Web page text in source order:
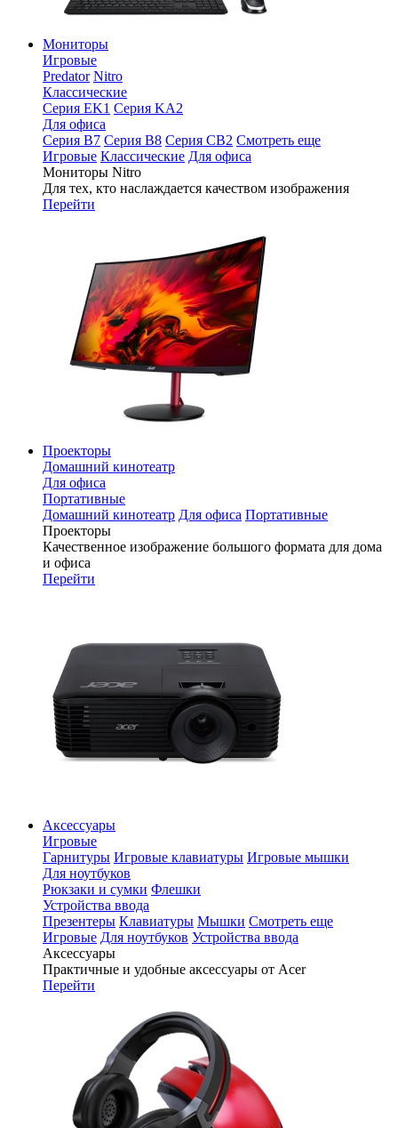
Мониторы
Игровые
Predator Nitro
Классические
Серия EK1 Серия KA2
Для офиса
Серия B7 Серия B8 Серия CB2 Смотреть еще
Игровые Классические Для офиса
Мониторы Nitro
Для тех, кто наслаждается качеством изображения
Перейти
Проекторы
Домашний кинотеатр
Для офиса
Портативные
Домашний кинотеатр Для офиса Портативные
Проекторы
Качественное изображение большого формата для дома
и офиса
Перейти
Аксессуары
Игровые
Гарнитуры Игровые клавиатуры Игровые мышки
Для ноутбуков
Рюкзаки и сумки Флешки
Устройства ввода
Презентеры Клавиатуры Мышки Смотреть еще
Игровые Для ноутбуков Устройства ввода
Аксессуары
Практичные и удобные аксессуары от Acer
Перейти